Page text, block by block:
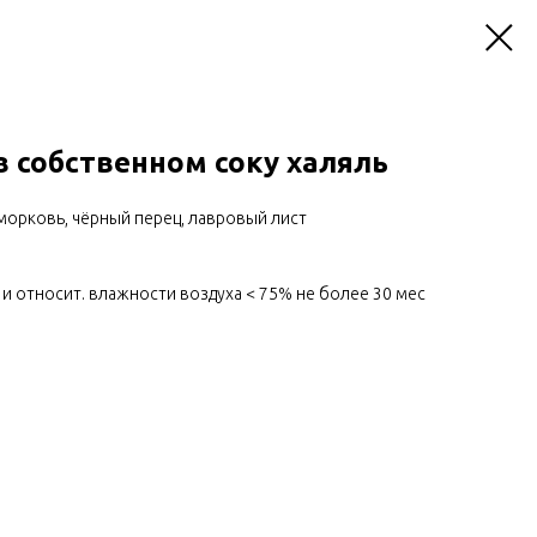
соку халяль
чёрный перец, лавровый лист
и относит. влажности воздуха < 75% не более 30 мес